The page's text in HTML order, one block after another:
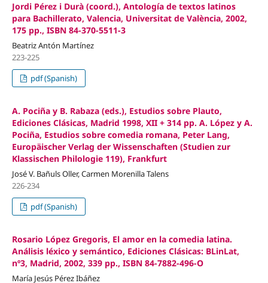
Jordi Pérez i Durà (coord.), Antología de textos latinos
para Bachillerato, Valencia, Universitat de València, 2002,
175 pp., ISBN 84-370-5511-3
Beatriz Antón Martínez
223-225
pdf (Spanish)
A. Pociña y B. Rabaza (eds.), Estudios sobre Plauto,
Ediciones Clásicas, Madrid 1998, XII + 314 pp. A. López y A.
Pociña, Estudios sobre comedia romana, Peter Lang,
Europäischer Verlag der Wissenschaften (Studien zur
Klassischen Philologie 119), Frankfurt
José V. Bañuls Oller, Carmen Morenilla Talens
226-234
pdf (Spanish)
Rosario López Gregoris, El amor en la comedia latina.
Análisis léxico y semántico, Ediciones Clásicas: BLinLat,
nº3, Madrid, 2002, 339 pp., ISBN 84-7882-496-O
María Jesús Pérez Ibáñez